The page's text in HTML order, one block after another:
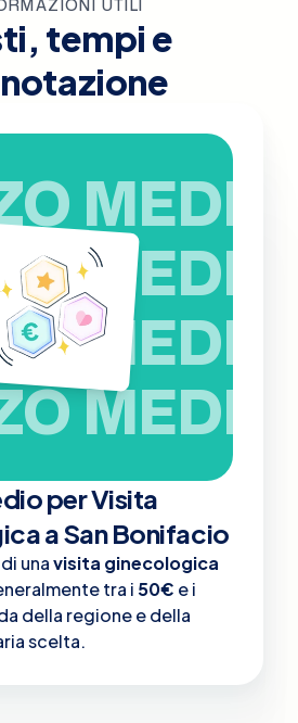
UTILI
tempi e
MEDIO
MEDIO
MEDIO
MEDIO
per Visita
a San Bonifacio
unavisita ginecologica
tra i 50€ e i
della regione e della
scelta.